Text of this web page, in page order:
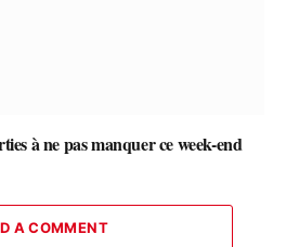
à ne pas manquer ce week-end
A COMMENT